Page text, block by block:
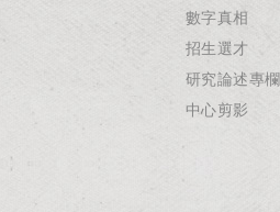
數字真相
招生選才
研究論述專欄
中心剪影